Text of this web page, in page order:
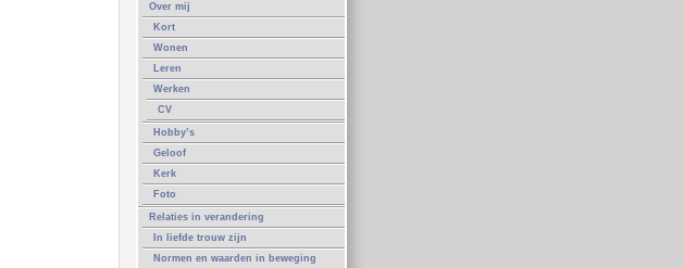
Over mij
Kort
Wonen
Leren
Werken
CV
Hobby’s
Geloof
Kerk
Foto
Relaties in verandering
In liefde trouw zijn
Normen en waarden in beweging